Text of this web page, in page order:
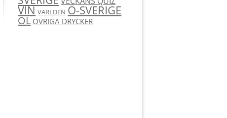
VIN VÄRLDEN Ö-SVERIGE
ÖL ÖVRIGA DRYCKER